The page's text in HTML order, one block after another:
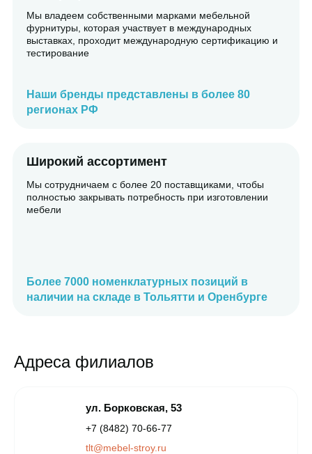
Мы владеем собственными марками мебельной
фурнитуры, которая участвует в международных
выставках, проходит международную сертификацию и
тестирование
Наши бренды представлены в более 80
регионах РФ
Широкий ассортимент
Мы сотрудничаем с более 20 поставщиками, чтобы
полностью закрывать потребность при изготовлении
мебели
Более 7000 номенклатурных позиций в
наличии на складе в Тольятти и Оренбурге
Адреса филиалов
ул. Борковская, 53
+7 (8482) 70-66-77
tlt@mebel-stroy.ru